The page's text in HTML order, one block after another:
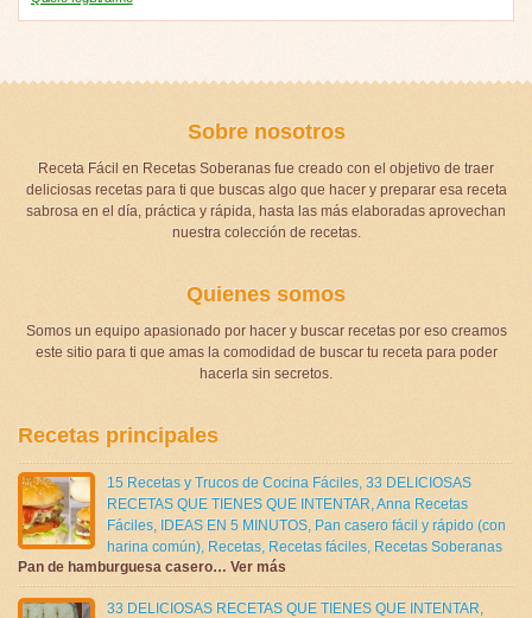
Sobre nosotros
Receta Fácil en Recetas Soberanas fue creado con el objetivo de traer
deliciosas recetas para ti que buscas algo que hacer y preparar esa receta
sabrosa en el día, práctica y rápida, hasta las más elaboradas aprovechan
nuestra colección de recetas.
Quienes somos
Somos un equipo apasionado por hacer y buscar recetas por eso creamos
este sitio para ti que amas la comodidad de buscar tu receta para poder
hacerla sin secretos.
Recetas principales
15 Recetas y Trucos de Cocina Fáciles, 33 DELICIOSAS
RECETAS QUE TIENES QUE INTENTAR,Anna Recetas
Fáciles, IDEAS EN 5 MINUTOS, Pan casero fácil y rápido (con
harina común), Recetas, Recetas fáciles, Recetas Soberanas
Pan de hamburguesa casero… Ver más
33 DELICIOSAS RECETAS QUE TIENES QUE INTENTAR,